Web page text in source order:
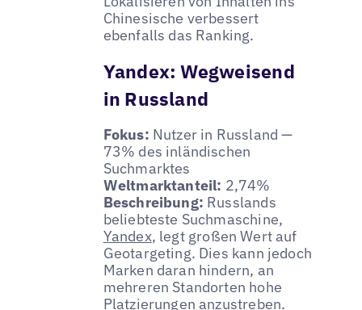
Chinesische verbessert
ebenfalls das Ranking.
Yandex: Wegweisend
in Russland
Fokus: Nutzer in Russland —
73% des inländischen
Suchmarktes
Weltmarktanteil: 2,74%
Beschreibung: Russlands
beliebteste Suchmaschine,
Yandex, legt großen Wert auf
Geotargeting. Dies kann jedoch
Marken daran hindern, an
mehreren Standorten hohe
Platzierungen anzustreben.